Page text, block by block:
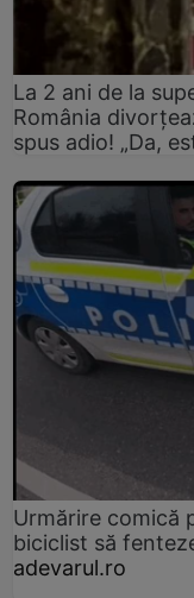
La 2 ani de la
România
spus adio! „Da,
Urmărire comică
biciclist să
adevarul.ro